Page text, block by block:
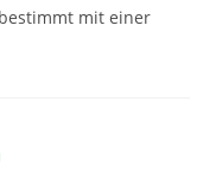
mit einer